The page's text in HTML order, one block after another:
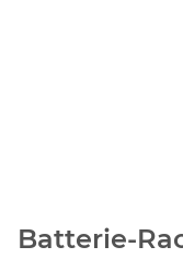
Batterie-